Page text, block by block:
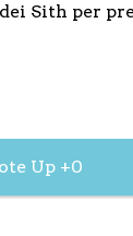
Sith per
0